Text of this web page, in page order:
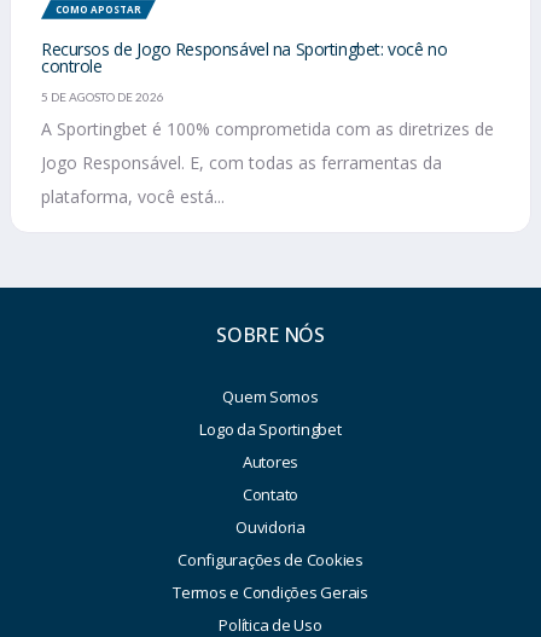
COMO APOSTAR
Recursos de Jogo Responsável na Sportingbet: você no
controle
5 DE AGOSTO DE 2026
A Sportingbet é 100% comprometida com as diretrizes de
Jogo Responsável. E, com todas as ferramentas da
plataforma, você está...
SOBRE NÓS
Quem Somos
Logo da Sportingbet
Autores
Contato
Ouvidoria
Configurações de Cookies
Termos e Condições Gerais
Política de Uso